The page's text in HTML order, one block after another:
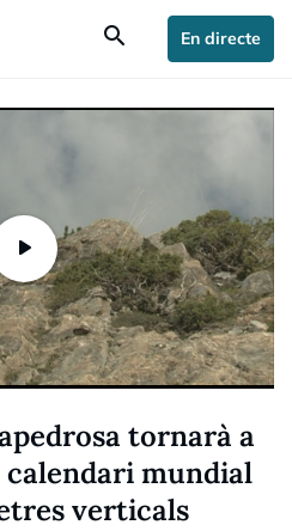
search En directe
tornarà a
mundial
verticals